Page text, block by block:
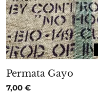
Permata Gayo
7,00 €